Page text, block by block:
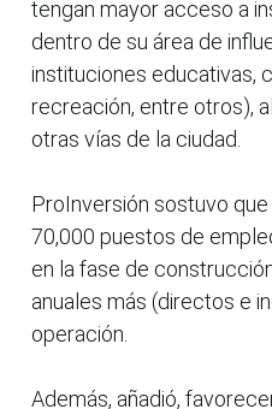
tengan mayor acceso a
dentro de su área de
instituciones educativas,
recreación, entre otros),
otras vías de la ciudad.
ProInversión sostuvo
70,000 puestos de
en la fase de
anuales más (directos e
operación.
Además, añadió,